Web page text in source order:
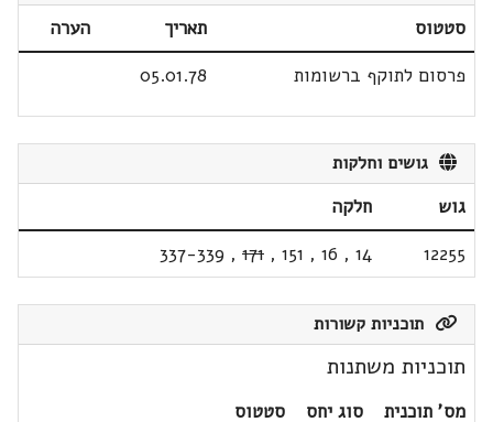
סטטוס תאריך
הערה
פרסום לתוקף ברשומות
05.01.78
גושים וחלקות
גוש
חלקה
12255
14
,
16
,
151
,
171
,
337-339
תוכניות קשורות
תוכניות משתנות
מס' תוכנית סוג יחס
סטטוס